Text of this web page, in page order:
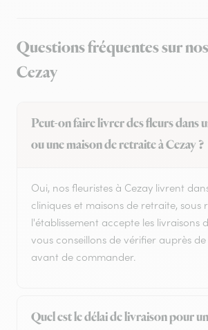
Questions fréquentes sur
Cezay
Peut-on faire livrer des fleurs dans
ou une maison de retraite à Cezay ?
Oui, nos fleuristes à Cezay livrent
cliniques et maisons de retraite, sous
l'établissement accepte les livraisons
vous conseillons de vérifier auprès
avant de commander.
Quel est le délai de livraison pour